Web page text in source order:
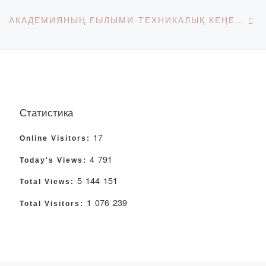
Статистика
Online Visitors: 17
Today's Views: 4 791
Total Views: 5 144 151
Total Visitors: 1 076 239